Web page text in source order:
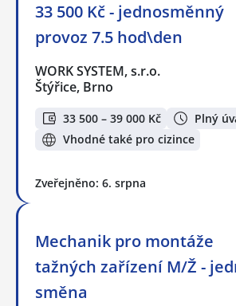
33 500 Kč - jednosměnný
provoz 7.5 hod\den
WORK SYSTEM, s.r.o.
Štýřice, Brno
33 500 – 39 000 Kč
Plný
Vhodné také pro cizince
Zveřejněno: 6. srpna
Mechanik pro montáže
tažných zařízení M/Ž -
směna